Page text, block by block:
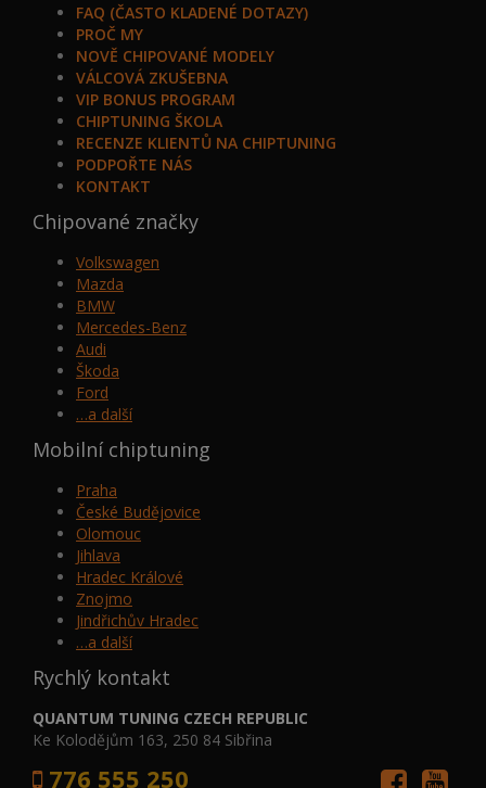
FAQ (ČASTO KLADENÉ DOTAZY)
PROČ MY
NOVĚ CHIPOVANÉ MODELY
VÁLCOVÁ ZKUŠEBNA
VIP BONUS PROGRAM
CHIPTUNING ŠKOLA
RECENZE KLIENTŮ NA CHIPTUNING
PODPOŘTE NÁS
KONTAKT
Chipované značky
Volkswagen
Mazda
BMW
Mercedes-Benz
Audi
Škoda
Ford
…a další
Mobilní chiptuning
Praha
České Budějovice
Olomouc
Jihlava
Hradec Králové
Znojmo
Jindřichův Hradec
…a další
Rychlý kontakt
QUANTUM TUNING CZECH REPUBLIC
Ke Kolodějům 163, 250 84 Sibřina
776 555 250